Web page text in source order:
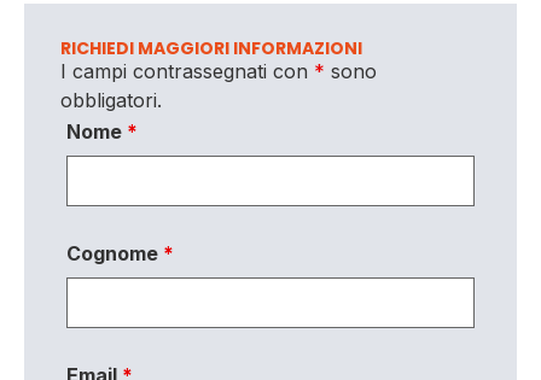
RICHIEDI MAGGIORI INFORMAZIONI
I campi contrassegnati con * sono
obbligatori.
Nome *
Cognome *
Email *